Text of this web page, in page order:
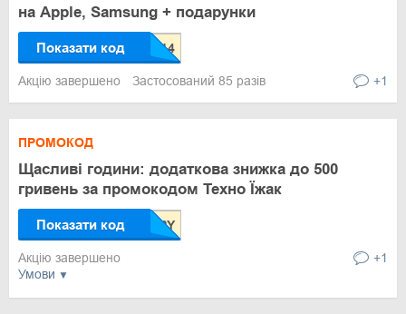
на Apple, Samsung + подарунки
Показати код
Акцію завершено Застосований 85 разів +1
Умови
ПРОМОКОД
Щасливі години: додаткова знижка до 500
гривень за промокодом Техно Їжак
Показати код
Акцію завершено +1